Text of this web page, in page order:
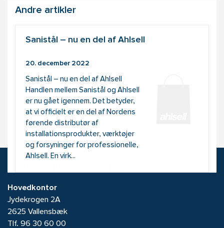
Andre artikler
Sanistål – nu en del af Ahlsell
20. december 2022
Sanistål – nu en del af Ahlsell
Handlen mellem Sanistål og Ahlsell
er nu gået igennem. Det betyder,
at vi officielt er en del af Nordens
førende distributør af
installationsprodukter, værktøjer
og forsyninger for professionelle,
Ahlsell. En virk...
Hovedkontor
Jydekrogen 2A
2625 Vallensbæk
Tlf. 96 30 60 00